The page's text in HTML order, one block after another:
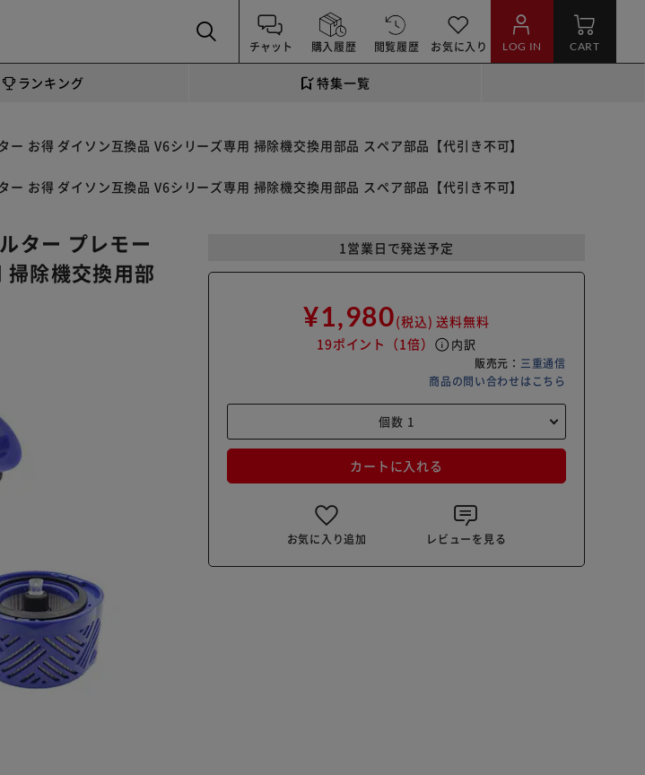
チャット 購入履歴 閲覧履歴 お気に入り LOG IN CART
ランキング 特集一覧
お得 ダイソン互換品 V6シリーズ専用 掃除機交換用部品 スペア部品【代引き不可】
お得 ダイソン互換品 V6シリーズ専用 掃除機交換用部品 スペア部品【代引き不可】
ター プレモー
除機交換用部
1営業日で発送予定
¥1,980(税込) 送料無料
19ポイント （1倍） info 内訳
販売元： 三重通信
商品の問い合わせはこちら
カートに入れる
お気に入り追加 レビューを見る